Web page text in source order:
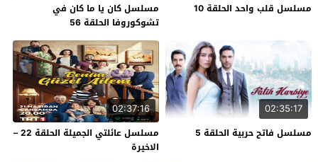
مسلسل قلب واحد الحلقة 10
مسلسل كان يا ما كان في
تشوكوروفا الحلقة 56
02:35:17
مسلسل فاتح حربية الحلقة 5
02:37:16
مسلسل عائلتي الجميلة الحلقة 22 –
الاخيرة